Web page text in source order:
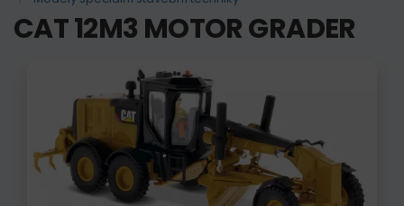
CAT 12M3 MOTOR GRADER